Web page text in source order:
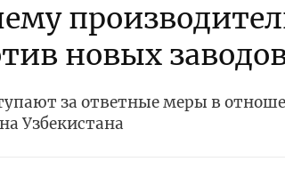
новых
за ответные меры в
Узбекистана